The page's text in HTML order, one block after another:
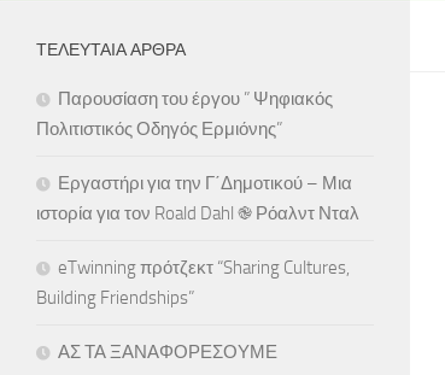
ΤΕΛΕΥΤΑΊΑ ΆΡΘΡΑ
Παρουσίαση του έργου ” Ψηφιακός
Πολιτιστικός Οδηγός Ερμιόνης”
Εργαστήρι για την Γ΄Δημοτικού – Μια
ιστορία για τον Roald Dahl ֎ Ρόαλντ Νταλ
eTwinning πρότζεκτ “Sharing Cultures,
Building Friendships”
ΑΣ ΤΑ ΞΑΝΑΦΟΡΕΣΟΥΜΕ